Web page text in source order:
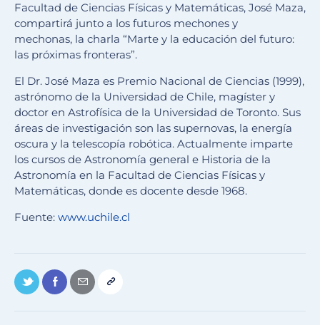
Facultad de Ciencias Físicas y Matemáticas, José Maza,
compartirá junto a los futuros mechones y
mechonas, la charla “Marte y la educación del futuro:
las próximas fronteras”.
El Dr. José Maza es Premio Nacional de Ciencias (1999),
astrónomo de la Universidad de Chile, magíster y
doctor en Astrofísica de la Universidad de Toronto. Sus
áreas de investigación son las supernovas, la energía
oscura y la telescopía robótica. Actualmente imparte
los cursos de Astronomía general e Historia de la
Astronomía en la Facultad de Ciencias Físicas y
Matemáticas, donde es docente desde 1968.
Fuente: www.uchile.cl